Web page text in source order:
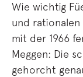
Wie wichtig
und
mit der 1966
Meggen: Die
gehorcht